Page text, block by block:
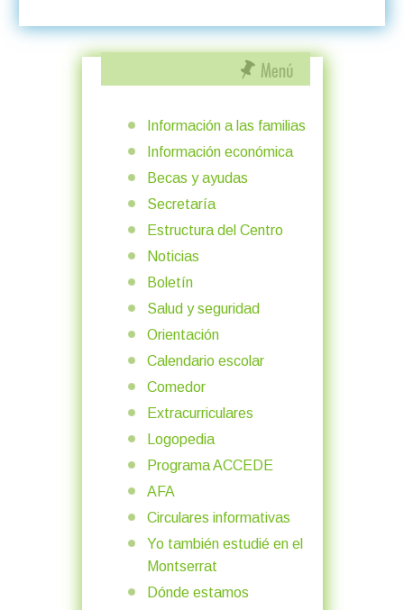
Información a las familias
Información económica
Becas y ayudas
Secretaría
Estructura del Centro
Noticias
Boletín
Salud y seguridad
Orientación
Calendario escolar
Comedor
Extracurriculares
Logopedia
Programa ACCEDE
AFA
Circulares informativas
Yo también estudié en el
Montserrat
Dónde estamos